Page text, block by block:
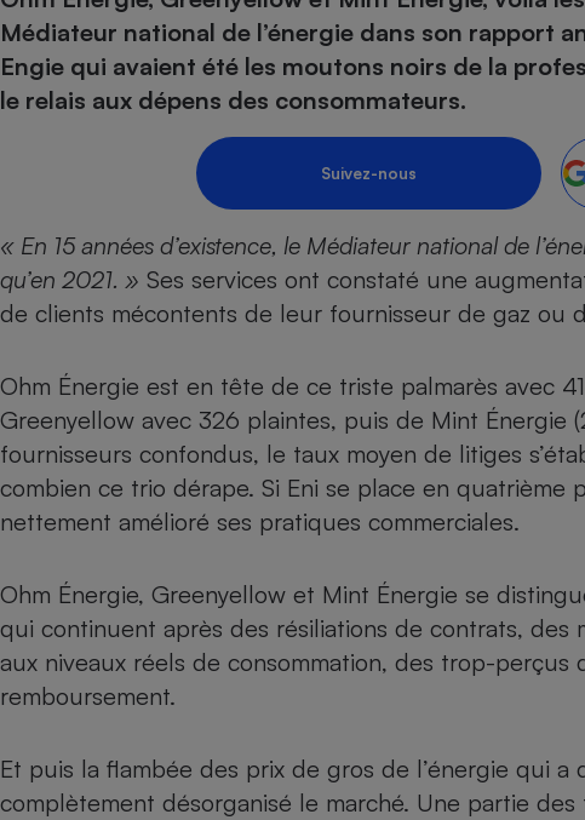
Médiateur national de l’énergie dans son rapport
Engie qui avaient été les moutons noirs de la
le relais aux dépens des consommateurs.
Suivez-nous
« En 15 années d’existence, le Médiateur national de
qu’en 2021. » Ses services ont constaté une
de clients mécontents de leur fournisseur de gaz ou
Ohm Énergie est en tête de ce triste palmarès avec
Greenyellow avec 326 plaintes, puis de Mint Énergie
fournisseurs confondus, le taux moyen de litiges
combien ce trio dérape. Si Eni se place en quatrième
nettement amélioré ses pratiques commerciales.
Ohm Énergie, Greenyellow et Mint Énergie se
qui continuent après des résiliations de contrats,
aux niveaux réels de consommation, des trop-
remboursement.
Et puis la flambée des prix de gros de l’énergie qui a
complètement désorganisé le marché. Une partie
Nutrition
Produit alimentaire
Sécurité - Hygiène
Supermarché - Drive
Complément
Assurance
Epargne - Fiscalité
Mutuelle
Assurance auto
Carburant
Circulation routière
Contrôle technique -
Pièce détachée
Moto
Comparateur auto
Supermarché - Drive
Comparatif réfrigérateur-
Comparatif plaque à
Comparatif hotte
Comparatif climatiseur
Comparatif aspirateur
Comparatif cafetière
Comparatif robot cuiseur
Comparatif centrale vapeur
Gros électroménager
Petit électroménager -
Électricité - Gaz
Comparatif casque audio
Comparatif barre de son
Comparatif imprimante
Comparatif ordinateur
Comparatif tablette tactile
Image et son
Informatique
Téléphonie
pression
Comparatif tondeuse
Comparatif poêle à
Comparatif radiateur
Aménagement
Bricolage - Jardinage
Chauffage
Produit d'entretien
Sécurité domestique
Hygiène - Beauté
Système de santé -
Maison de retraite
Retraite
Choisir son fioul
Comparateur assurance emprunteur
Energie Moins Chère Ensemble
Toutes les cartes interactives
Speedtest - Testez le débit de votre
connexion Internet
nous ?